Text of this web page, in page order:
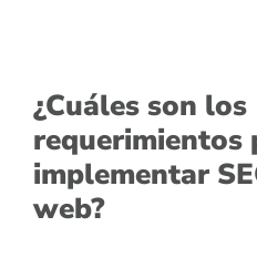
¿Cuáles son los
requerimientos
implementar
web?